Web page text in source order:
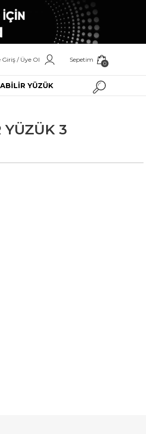
YÜZÜK
Giriş / Üye Ol Sepetim 0
3